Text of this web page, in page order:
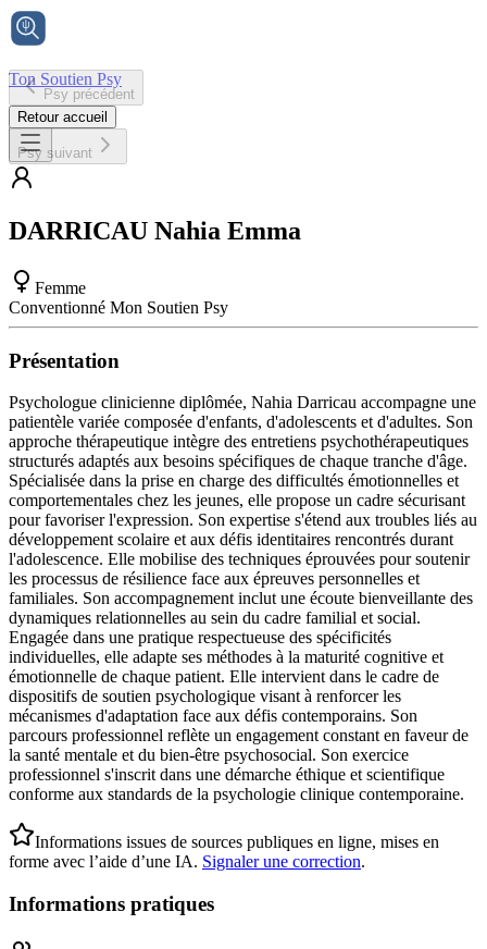
Ton Soutien Psy
Accueil
Psy précédent
Retour accueil
Psy suivant
DARRICAU Nahia Emma
Femme
Conventionné Mon Soutien Psy
Présentation
Psychologue clinicienne diplômée, Nahia Darricau accompagne une
patientèle variée composée d'enfants, d'adolescents et d'adultes. Son
approche thérapeutique intègre des entretiens psychothérapeutiques
structurés adaptés aux besoins spécifiques de chaque tranche d'âge.
Spécialisée dans la prise en charge des difficultés émotionnelles et
comportementales chez les jeunes, elle propose un cadre sécurisant
pour favoriser l'expression. Son expertise s'étend aux troubles liés au
développement scolaire et aux défis identitaires rencontrés durant
l'adolescence. Elle mobilise des techniques éprouvées pour soutenir
les processus de résilience face aux épreuves personnelles et
familiales. Son accompagnement inclut une écoute bienveillante des
dynamiques relationnelles au sein du cadre familial et social.
Engagée dans une pratique respectueuse des spécificités
individuelles, elle adapte ses méthodes à la maturité cognitive et
émotionnelle de chaque patient. Elle intervient dans le cadre de
dispositifs de soutien psychologique visant à renforcer les
mécanismes d'adaptation face aux défis contemporains. Son
parcours professionnel reflète un engagement constant en faveur de
la santé mentale et du bien-être psychosocial. Son exercice
professionnel s'inscrit dans une démarche éthique et scientifique
conforme aux standards de la psychologie clinique contemporaine.
Informations issues de sources publiques en ligne, mises en
forme avec l’aide d’une IA. Signaler une correction.
Informations pratiques